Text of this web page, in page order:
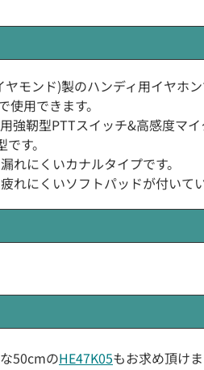
モンド)製のハンディ用イヤホン
用できます。
強靭型PTTスイッチ&高感度マ
す。
れにくいカナルタイプです。
れにくいソフトパッドが付いてい
50cmのHE47K05もお求め頂けま